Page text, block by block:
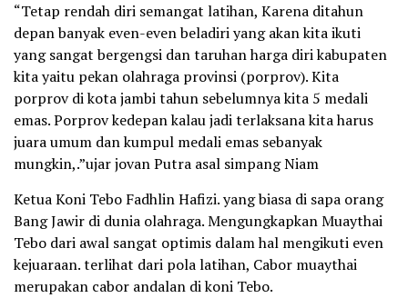
“Tetap rendah diri semangat latihan, Karena ditahun
depan banyak even-even beladiri yang akan kita ikuti
yang sangat bergengsi dan taruhan harga diri kabupaten
kita yaitu pekan olahraga provinsi (porprov). Kita
porprov di kota jambi tahun sebelumnya kita 5 medali
emas. Porprov kedepan kalau jadi terlaksana kita harus
juara umum dan kumpul medali emas sebanyak
mungkin,.”ujar jovan Putra asal simpang Niam
Ketua Koni Tebo Fadhlin Hafizi. yang biasa di sapa orang
Bang Jawir di dunia olahraga. Mengungkapkan Muaythai
Tebo dari awal sangat optimis dalam hal mengikuti even
kejuaraan. terlihat dari pola latihan, Cabor muaythai
merupakan cabor andalan di koni Tebo.